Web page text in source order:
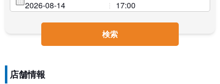
検索
店舗情報